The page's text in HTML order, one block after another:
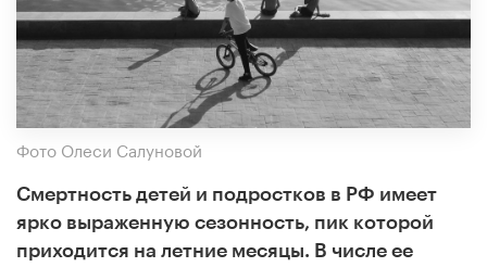
Фото Олеси Салуновой
Смертность детей и подростков в РФ имеет
ярко выраженную сезонность, пик которой
приходится на летние месяцы. В числе ее